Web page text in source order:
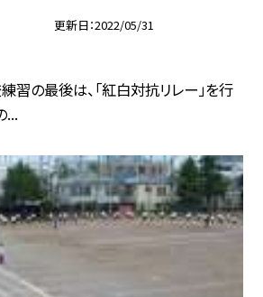
更新日 2022/05/31
練習の最後は、「紅白対抗リレー」を行
...